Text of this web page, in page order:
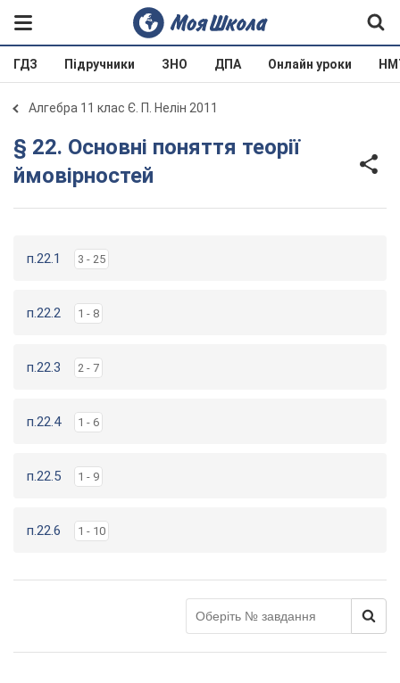
ГДЗ Підручники ЗНО ДПА Онлайн уроки
Алгебра 11 клас Є. П. Нелін 2011
§ 22. Основні поняття теорії
ймовірностей
п.22.1 3 - 25
п.22.2 1 - 8
п.22.3 2 - 7
п.22.4 1 - 6
п.22.5 1 - 9
п.22.6 1 - 10